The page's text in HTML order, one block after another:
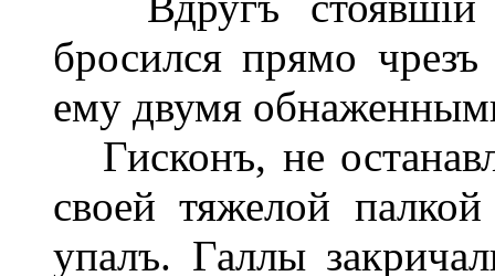
бросился прямо
ему двумя
Гисконъ, не
своей тяжелой
упалъ. Галлы